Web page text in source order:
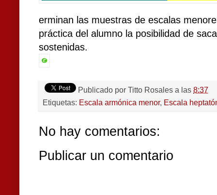
erminan las muestras de escalas
práctica del alumno la posibilidad de
sostenidas.
Publicado por Titto Rosales a las 8:37
Etiquetas: Escala armónica menor, Escala
No hay comentarios:
Publicar un comentario